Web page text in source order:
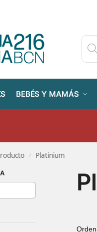
BEBÉS Y MAMÁS
/ Platinium